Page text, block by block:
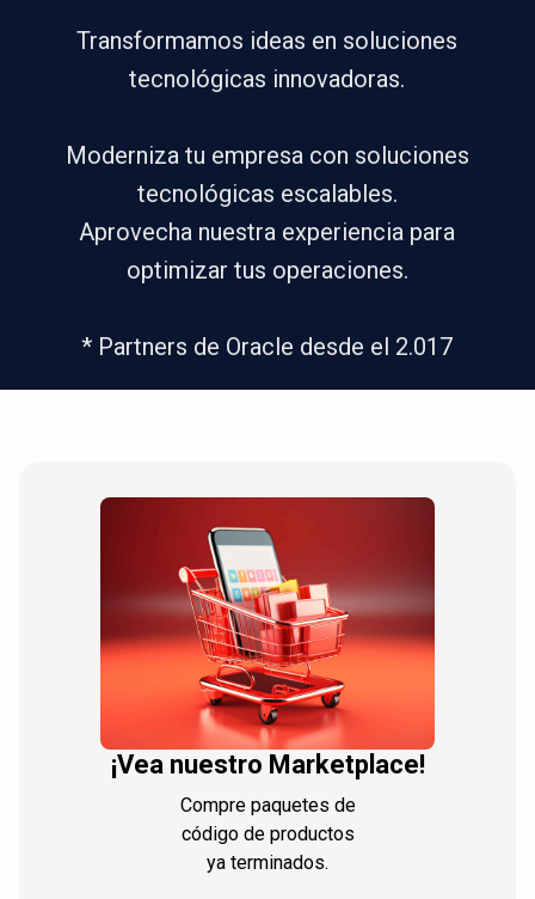
Transformamos ideas en soluciones
tecnológicas innovadoras.
Moderniza tu empresa con soluciones
tecnológicas escalables.
Aprovecha nuestra experiencia para
optimizar tus operaciones.
* Partners de Oracle desde el 2.017
¡Vea nuestro Marketplace!
Compre paquetes de
código de productos
ya terminados.